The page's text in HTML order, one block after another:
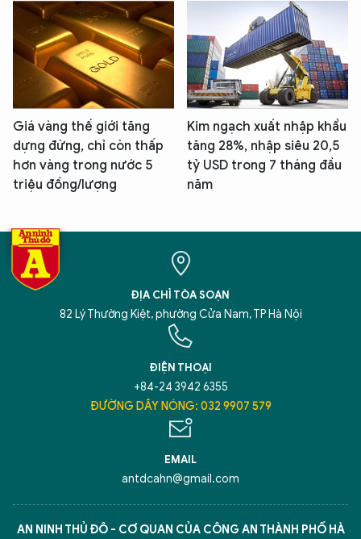
Giá vàng thế giới tăng
dựng đứng, chỉ còn thấp
hơn vàng trong nước 5
triệu đồng/lượng
Kim ngạch xuất nhập khẩu
tăng 28%, nhập siêu 20,5
tỷ USD trong 7 tháng đầu
năm
ĐỊA CHỈ TÒA SOẠN
82 Lý Thường Kiệt, phường Cửa Nam, TP Hà Nội
ĐIỆN THOẠI
+84-24 3942 6355
ĐƯỜNG DÂY NÓNG: 032 9907 579
EMAIL
antdcahn@gmail.com
AN NINH THỦ ĐÔ - CƠ QUAN CỦA CÔNG AN THÀNH PHỐ HÀ